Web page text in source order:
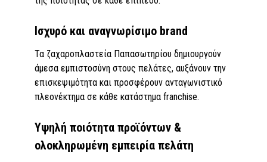
Ισχυρό και αναγνωρίσιμο brand
Τα ζαχαροπλαστεία Παπασωτηρίου δημιουργούν
άμεσα εμπιστοσύνη στους πελάτες, αυξάνουν την
επισκεψιμότητα και προσφέρουν ανταγωνιστικό
πλεονέκτημα σε κάθε κατάστημα franchise.
Υψηλή ποιότητα προϊόντων &
ολοκληρωμένη εμπειρία πελάτη